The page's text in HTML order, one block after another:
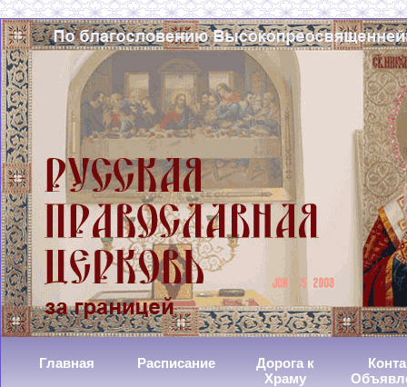
Главная Расписание
Дорога к
Храму